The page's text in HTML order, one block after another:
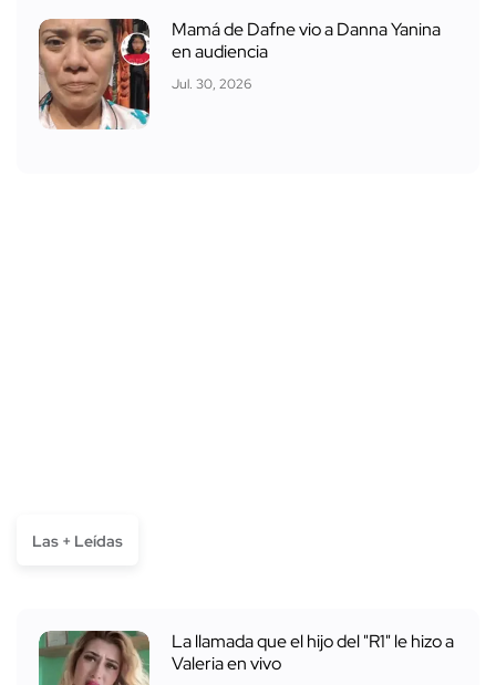
Mamá de Dafne vio a Danna Yanina
en audiencia
Jul. 30, 2026
Las + Leídas
La llamada que el hijo del "R1" le hizo a
Valeria en vivo